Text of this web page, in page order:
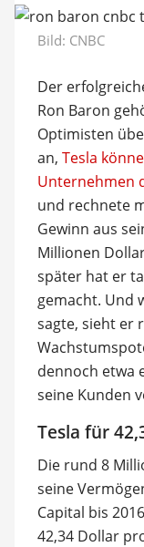
Bild: CNBC
Der
Ron Baron
Optimisten
an, Tesla
Unternehmen
und rechnete
Gewinn aus
Millionen
später hat er
gemacht. Und
sagte, sieht er
dennoch etwa
seine Kunden
Tesla für
Die rund 8
seine
Capital bis
42,34 Dollar